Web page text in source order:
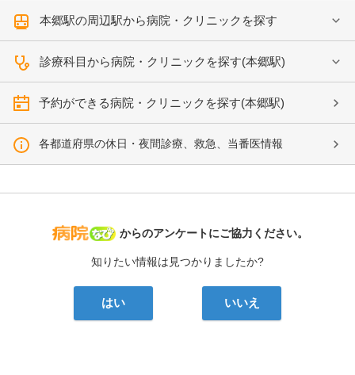
本郷駅の周辺駅から病院・クリニックを探す
診療科目から病院・クリニックを探す(本郷駅)
予約ができる病院・クリニックを探す(本郷駅)
各都道府県の休日・夜間診療、救急、当番医情報
病院なび
からのアンケートにご協力ください。
知りたい情報は見つかりましたか?
はい いいえ